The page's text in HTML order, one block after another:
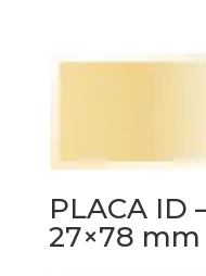
PLACA ID
27×78 mm